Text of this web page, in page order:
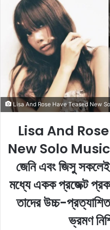
d
a
n
e
a
l
Lisa And Rose Have Teased New
Lisa And
New Solo Music:
জেনি এবং জিসু সকলেই
মধ্যে একক প্রজেক্ট
তাদের উচ্চ-
ভ্রমণ